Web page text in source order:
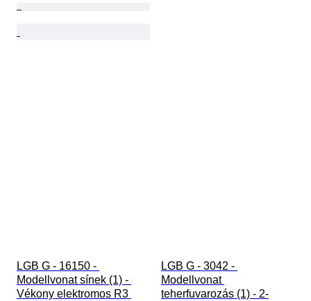
LGB G - 16150 -
Modellvonat sínek (1) -
Vékony elektromos R3
LGB G - 3042 -
Modellvonat
teherfuvarozás (1) - 2-